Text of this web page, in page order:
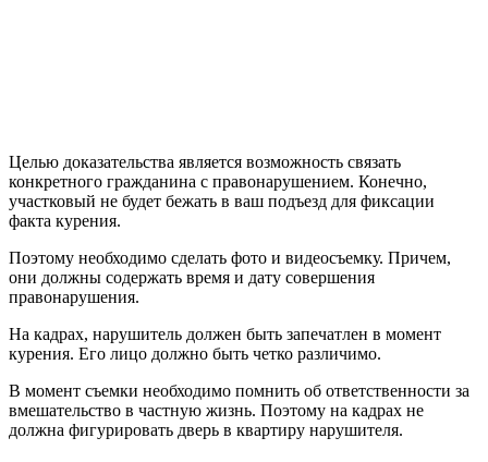
Целью доказательства является возможность связать
конкретного гражданина с правонарушением. Конечно,
участковый не будет бежать в ваш подъезд для фиксации
факта курения.
Поэтому необходимо сделать фото и видеосъемку. Причем,
они должны содержать время и дату совершения
правонарушения.
На кадрах, нарушитель должен быть запечатлен в момент
курения. Его лицо должно быть четко различимо.
В момент съемки необходимо помнить об ответственности за
вмешательство в частную жизнь. Поэтому на кадрах не
должна фигурировать дверь в квартиру нарушителя.